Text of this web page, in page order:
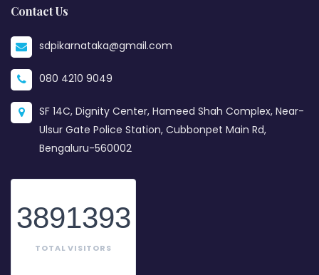
Contact Us
sdpikarnataka@gmail.com
080 4210 9049
SF 14C, Dignity Center, Hameed Shah Complex, Near-
Ulsur Gate Police Station, Cubbonpet Main Rd,
Bengaluru-560002
3891393
TOTAL VISITORS